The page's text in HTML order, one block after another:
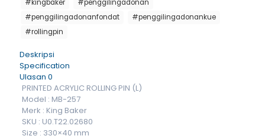
#kingbaker
#penggilingadonan
#penggilingadonanfondat
#penggilingadonankue
#rollingpin
Deskripsi
Specification
Ulasan 0
PRINTED ACRYLIC ROLLING PIN (L)
Model : MB-257
Merk : King Baker
SKU : U0.T22.02680
Size : 330×40 mm